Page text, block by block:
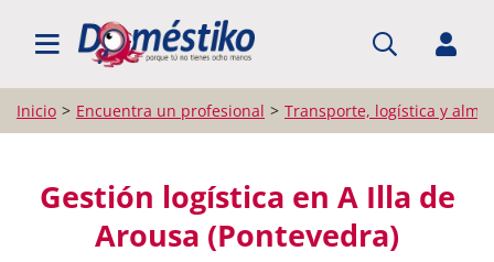
BUSCAR PROFESIONALES
Inicio Encuentra un profesional Transporte, logística y
Gestión logística en A Illa de
Arousa (Pontevedra)